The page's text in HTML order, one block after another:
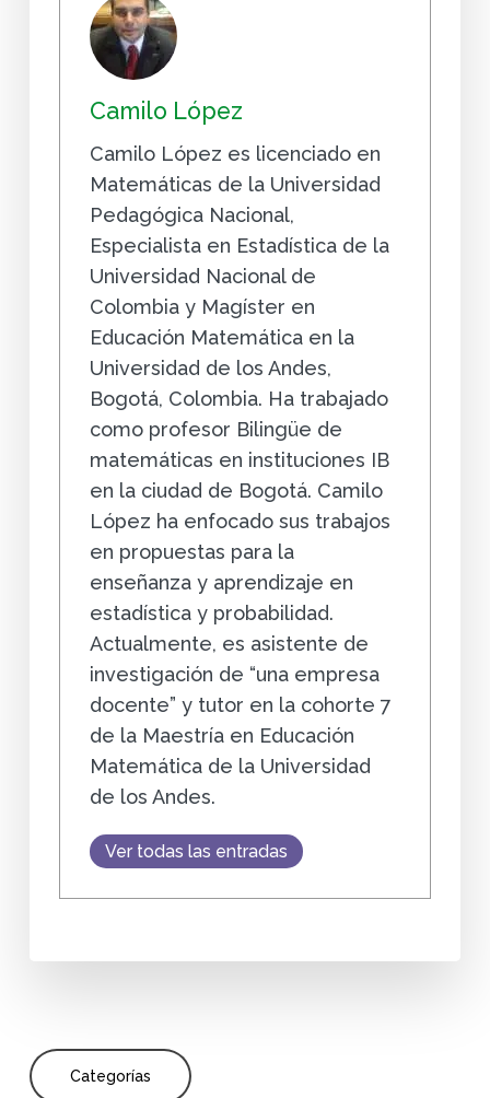
Camilo López
Camilo López es licenciado en
Matemáticas de la Universidad
Pedagógica Nacional,
Especialista en Estadística de la
Universidad Nacional de
Colombia y Magíster en
Educación Matemática en la
Universidad de los Andes,
Bogotá, Colombia. Ha trabajado
como profesor Bilingüe de
matemáticas en instituciones IB
en la ciudad de Bogotá. Camilo
López ha enfocado sus trabajos
en propuestas para la
enseñanza y aprendizaje en
estadística y probabilidad.
Actualmente, es asistente de
investigación de “una empresa
docente” y tutor en la cohorte 7
de la Maestría en Educación
Matemática de la Universidad
de los Andes.
Ver todas las entradas
Categorías